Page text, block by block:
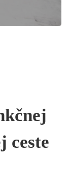
ceste